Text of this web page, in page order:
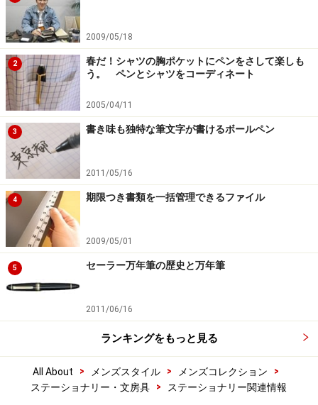
2009/05/18
2
春だ！シャツの胸ポケットにペンをさして楽しも
う。 ペンとシャツをコーディネート
2005/04/11
3 書き味も独特な筆文字が書けるボールペン
2011/05/16
4 期限つき書類を一括管理できるファイル
2009/05/01
5 セーラー万年筆の歴史と万年筆
2011/06/16
ランキングをもっと見る
All About > メンズスタイル > メンズコレクション
>
ステーショナリー・文房具
> ステーショナリー関連情報